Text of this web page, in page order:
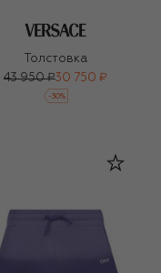
Толстовка
43 950 ₽30 750 ₽
-30%